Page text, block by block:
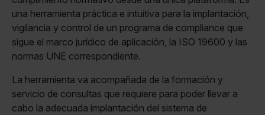
una herramienta práctica e intuitiva para la implantación,
vigilancia y control de un programa de compliance que
sigue el marco jurídico de aplicación, la ISO 19600 y las
normas UNE correspondiente.
La herramienta va acompañada de la formación y
servicio de consultas que requiere para poder llevar a
cabo la adecuada implantación del sistema de